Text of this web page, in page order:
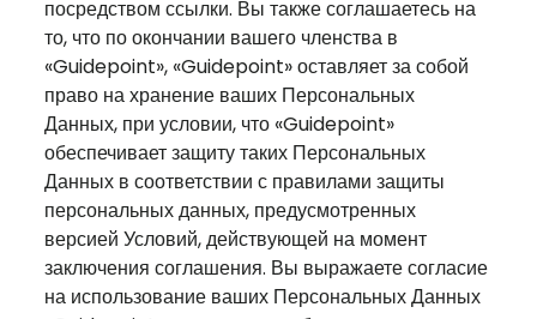
посредством ссылки. Вы также соглашаетесь на
то, что по окончании вашего членства в
«Guidepoint», «Guidepoint» оставляет за собой
право на хранение ваших Персональных
Данных, при условии, что «Guidepoint»
обеспечивает защиту таких Персональных
Данных в соответствии с правилами защиты
персональных данных, предусмотренных
версией Условий, действующей на момент
заключения соглашения. Вы выражаете согласие
на использование ваших Персональных Данных